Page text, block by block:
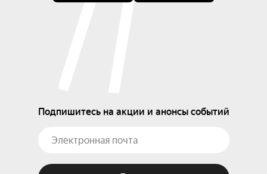
Подпишитесь на акции и анонсы событий